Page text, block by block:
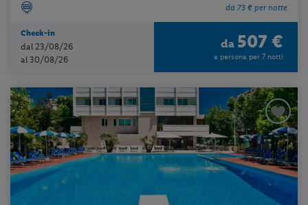
da 73 € per notte
Check-in
dal 23/08/26
al 30/08/26
da 507 €
a persona per 7 notti